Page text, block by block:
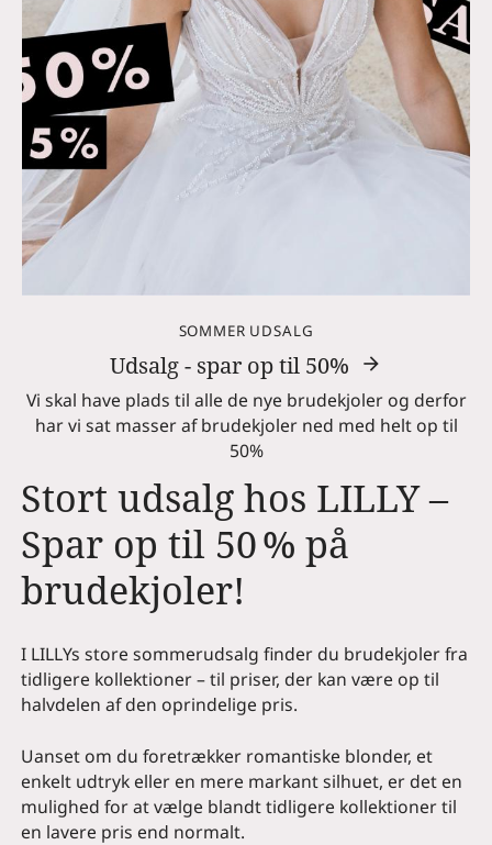
SOMMER UDSALG
Udsalg - spar op til 50%
Vi skal have plads til alle de nye brudekjoler og derfor
har vi sat masser af brudekjoler ned med helt op til
50%
Stort udsalg hos LILLY –
Spar op til 50 % på
brudekjoler!
I LILLYs store sommerudsalg finder du brudekjoler fra
tidligere kollektioner – til priser, der kan være op til
halvdelen af den oprindelige pris.
Uanset om du foretrækker romantiske blonder, et
enkelt udtryk eller en mere markant silhuet, er det en
mulighed for at vælge blandt tidligere kollektioner til
en lavere pris end normalt.